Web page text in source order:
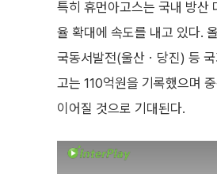
특히 휴먼아고스는 국내 방산
율 확대에 속도를 내고 있다.
국동서발전(울산ㆍ당진) 등
고는 110억원을 기록했으며
이어질 것으로 기대된다.